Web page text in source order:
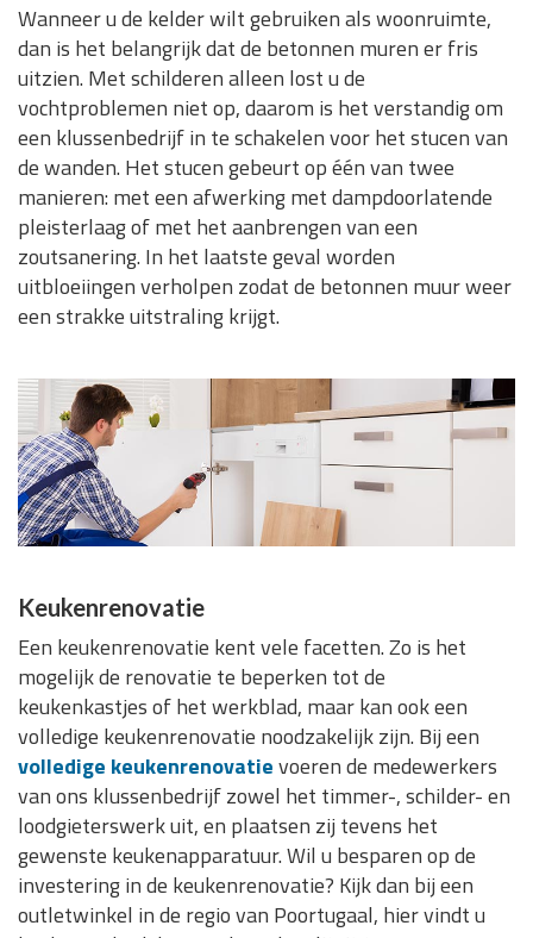
Wanneer u de kelder wilt gebruiken als woonruimte,
dan is het belangrijk dat de betonnen muren er fris
uitzien. Met schilderen alleen lost u de
vochtproblemen niet op, daarom is het verstandig om
een klussenbedrijf in te schakelen voor het stucen van
de wanden. Het stucen gebeurt op één van twee
manieren: met een afwerking met dampdoorlatende
pleisterlaag of met het aanbrengen van een
zoutsanering. In het laatste geval worden
uitbloeiingen verholpen zodat de betonnen muur weer
een strakke uitstraling krijgt.
Keukenrenovatie
Een keukenrenovatie kent vele facetten. Zo is het
mogelijk de renovatie te beperken tot de
keukenkastjes of het werkblad, maar kan ook een
volledige keukenrenovatie noodzakelijk zijn. Bij een
volledige keukenrenovatievoeren de medewerkers
van ons klussenbedrijf zowel het timmer-, schilder- en
loodgieterswerk uit, en plaatsen zij tevens het
gewenste keukenapparatuur. Wil u besparen op de
investering in de keukenrenovatie? Kijk dan bij een
outletwinkel in de regio van Poortugaal, hier vindt u